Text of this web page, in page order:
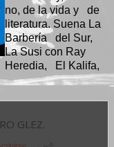
no, de la vida y de
literatura. Suena La
Barbería del Sur,
La Susi con Ray
Heredia, El Kalifa,